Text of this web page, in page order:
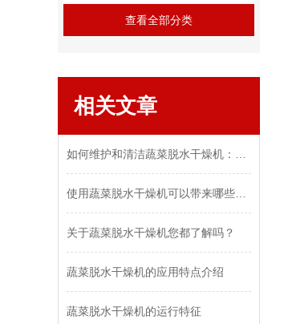
查看全部分类
相关文章
关于蔬菜脱水干燥机您都了解吗？
蔬菜脱水干燥机的应用特点介绍
蔬菜脱水干燥机的运行特征